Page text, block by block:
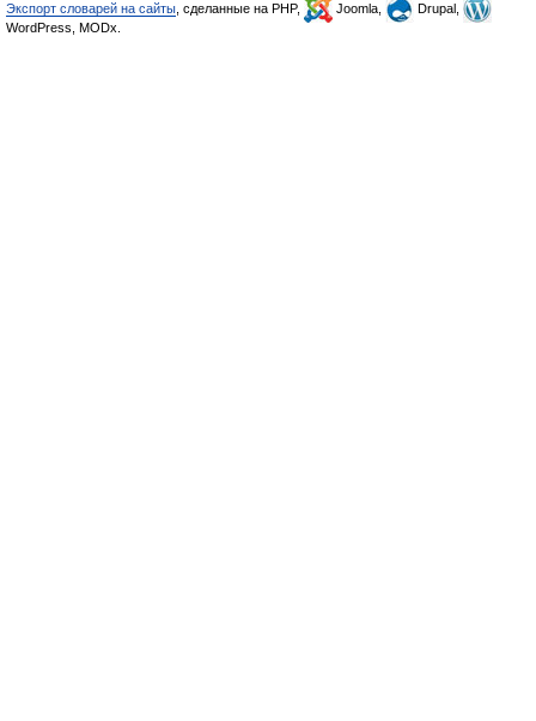
Экспорт словарей на сайты , сделанные на PHP, Joomla,
Drupal,
WordPress, MODx.